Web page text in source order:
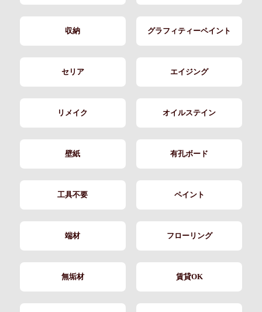
収納 グラフィティーペイント
セリア エイジング
リメイク オイルステイン
壁紙 有孔ボード
工具不要 ペイント
端材 フローリング
無垢材 賃貸OK